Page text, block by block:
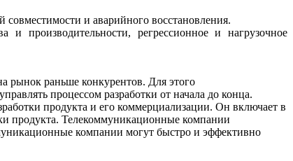
совместимости и аварийного восстановления.
и производительности, регрессионное и нагрузочное
рынок раньше конкурентов. Для этого
процессом разработки от начала до конца.
продукта и его коммерциализации. Он включает в
продукта. Телекоммуникационные компании
компании могут быстро и эффективно